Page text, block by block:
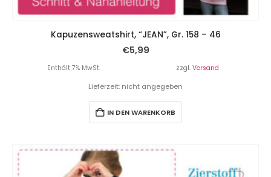
Kapuzensweatshirt, “JEAN”, Gr. 158 – 46
€5,99
Enthält 7% MwSt. zzgl. Versand
Lieferzeit: nicht angegeben
IN DEN WARENKORB